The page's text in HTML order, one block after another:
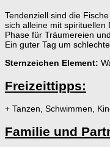
Tendenziell sind die
sich alleine mit spirituellen
Phase für Träumereien
Ein guter Tag um
Sternzeichen Element:
Freizeittipps:
+ Tanzen, Schwimmen,
Familie und